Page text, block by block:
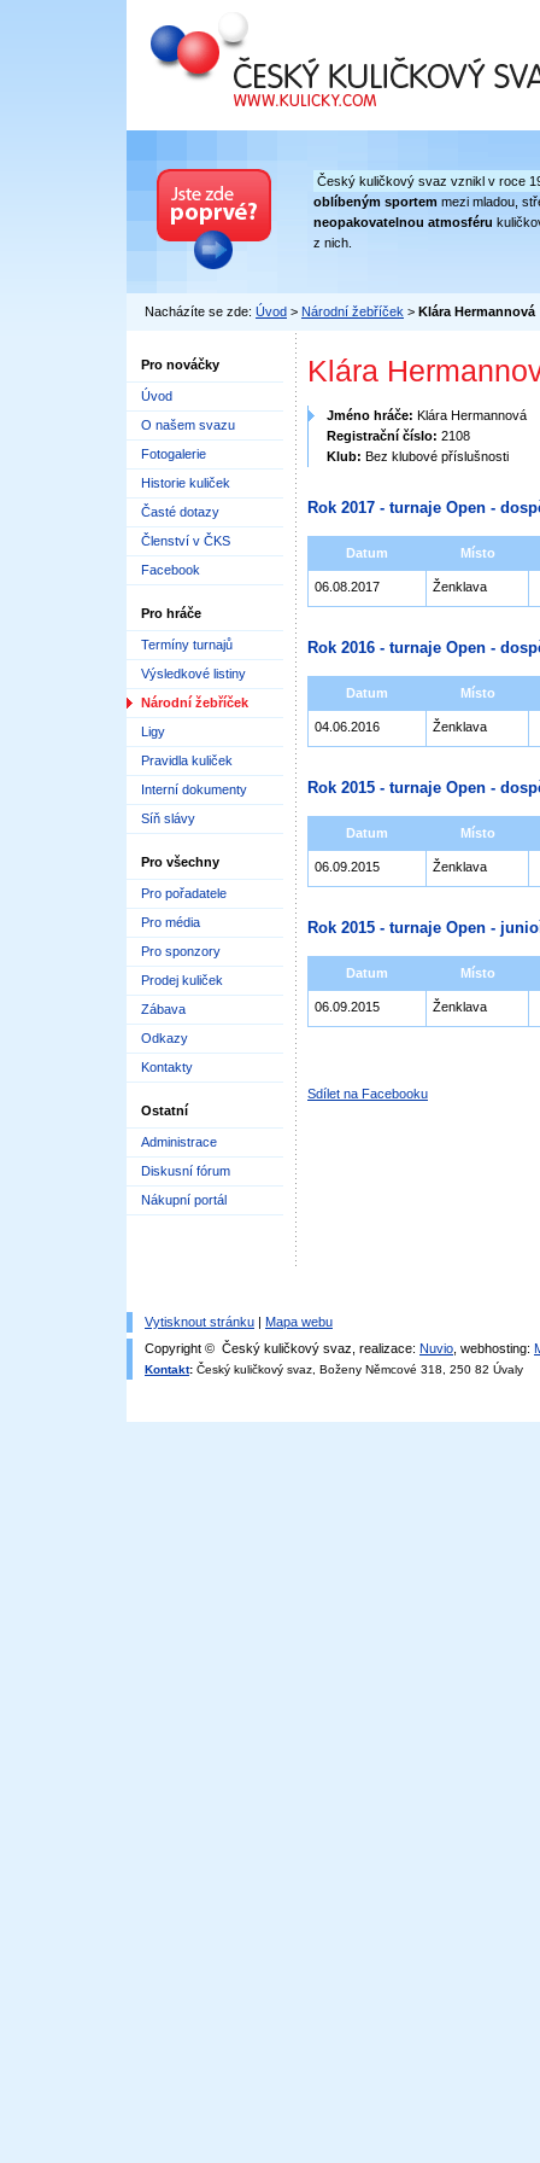
Český kuličkový svaz
Český kuličkový svaz vznikl v roce
oblíbeným sportem mezi mladou,
neopakovatelnou atmosféru
z nich.
Nacházíte se zde: Úvod > Národní žebříček > Klára Hermannová
Pro nováčky
Úvod
O našem svazu
Fotogalerie
Historie kuliček
Časté dotazy
Členství v ČKS
Facebook
Pro hráče
Termíny turnajů
Výsledkové listiny
Národní žebříček
Ligy
Pravidla kuliček
Interní dokumenty
Síň slávy
Pro všechny
Pro pořadatele
Pro média
Pro sponzory
Prodej kuliček
Zábava
Odkazy
Kontakty
Ostatní
Administrace
Diskusní fórum
Nákupní portál
Klára
Jméno hráče: Klára Hermannová
Registrační číslo: 2108
Klub: Bez klubové příslušnosti
Rok 2017 - turnaje Open -
Datum Místo
06.08.2017 Ženklava
Rok 2016 - turnaje Open -
Datum Místo
04.06.2016 Ženklava
Rok 2015 - turnaje Open -
Datum Místo
06.09.2015 Ženklava
Rok 2015 - turnaje Open -
Datum Místo
06.09.2015 Ženklava
Sdílet na Facebooku
Vytisknout stránku | Mapa webu
Copyright © Český kuličkový svaz, realizace: Nuvio , webhosting:
Kontakt: Český kuličkový svaz, Boženy Němcové 318, 250 82 Úvaly